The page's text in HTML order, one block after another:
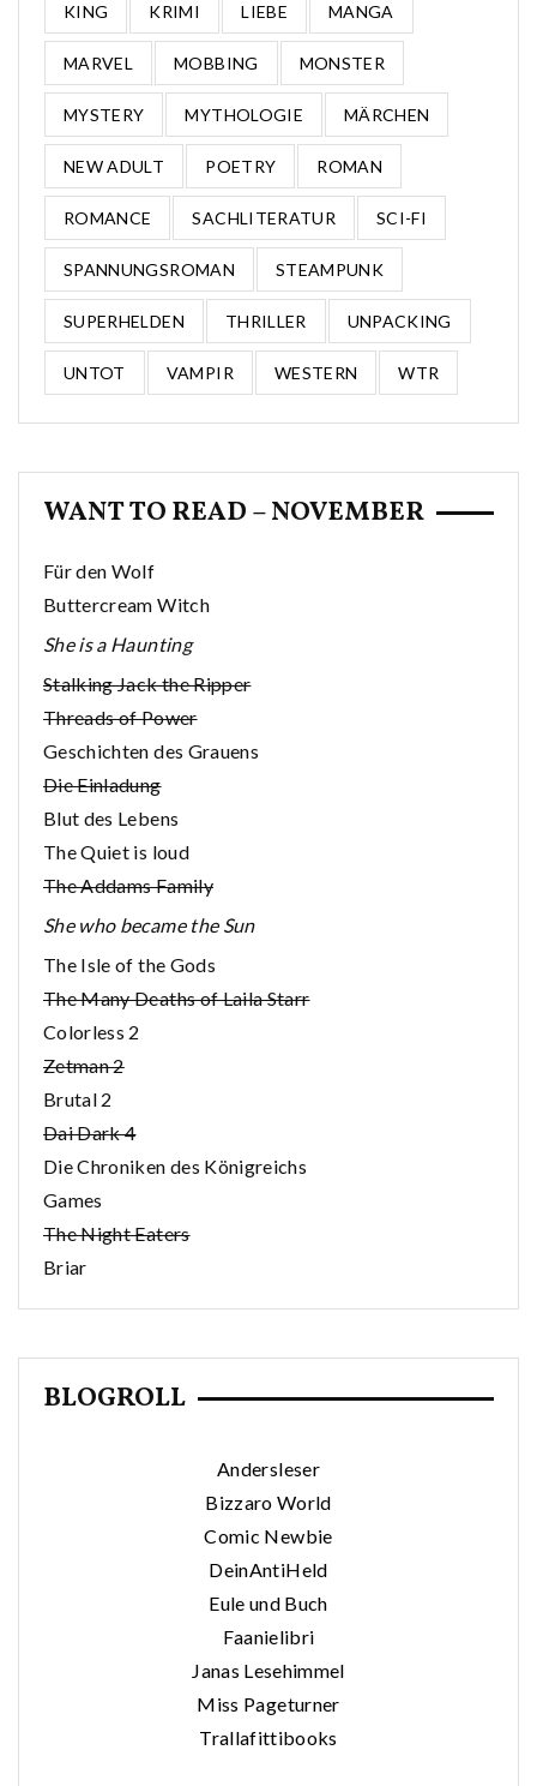
KING KRIMI LIEBE MANGA
MARVEL MOBBING MONSTER
MYSTERY MYTHOLOGIE MÄRCHEN
NEW ADULT POETRY ROMAN
ROMANCE SACHLITERATUR SCI-FI
SPANNUNGSROMAN STEAMPUNK
SUPERHELDEN THRILLER UNPACKING
UNTOT VAMPIR WESTERN WTR
WANT TO READ – NOVEMBER
Für den Wolf
Buttercream Witch
She is a Haunting
Stalking Jack the Ripper
Threads of Power
Geschichten des Grauens
Die Einladung
Blut des Lebens
The Quiet is loud
The Addams Family
She who became the Sun
The Isle of the Gods
The Many Deaths of Laila Starr
Colorless 2
Zetman 2
Brutal 2
Dai Dark 4
Die Chroniken des Königreichs
Games
The Night Eaters
Briar
BLOGROLL
Andersleser
Bizzaro World
Comic Newbie
DeinAntiHeld
Eule und Buch
Faanielibri
Janas Lesehimmel
Miss Pageturner
Trallafittibooks